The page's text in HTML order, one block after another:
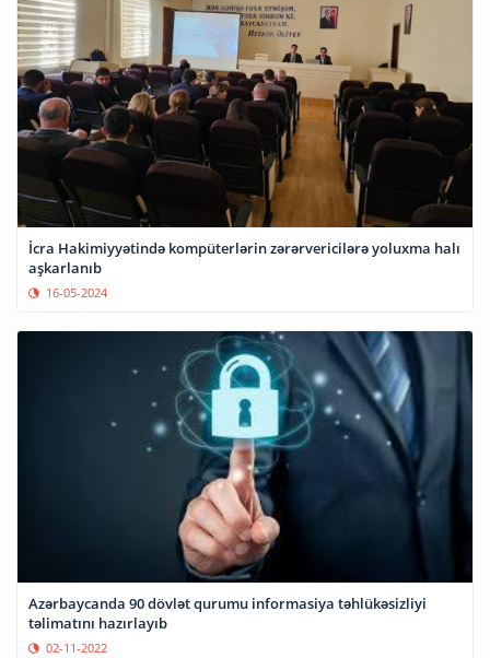
İcra Hakimiyyətində kompüterlərin zərərvericilərə yoluxma halı
aşkarlanıb
16-05-2024
Azərbaycanda 90 dövlət qurumu informasiya təhlükəsizliyi
təlimatını hazırlayıb
02-11-2022